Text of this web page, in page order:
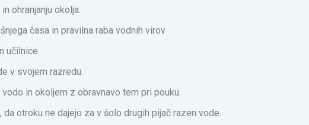
ohranjanju okolja.
časa in pravilna raba vodnih virov
učilnice.
v svojem razredu.
in okoljem z obravnavo tem pri pouku.
otroku ne dajejo za v šolo drugih pijač razen vode.